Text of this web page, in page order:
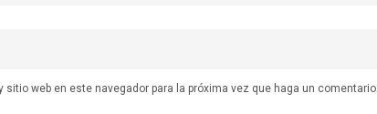
web en este navegador para la próxima vez que haga un comentario.